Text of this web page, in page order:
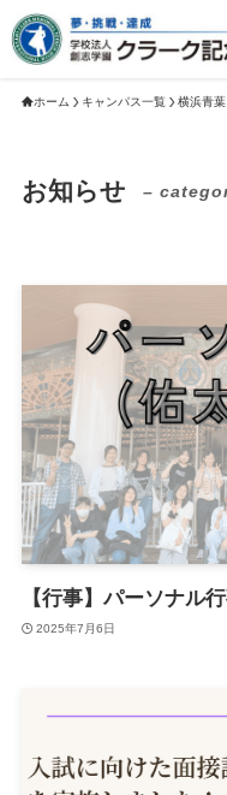
ホーム キャンパス一覧 横浜青
お知らせ –
【行事】パーソナル
2025年7月6日